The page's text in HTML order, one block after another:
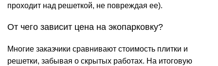
проходит над решеткой, не повреждая ее).
От чего зависит цена на экопарковку?
Многие заказчики сравнивают стоимость плитки и
решетки, забывая о скрытых работах. На итоговую